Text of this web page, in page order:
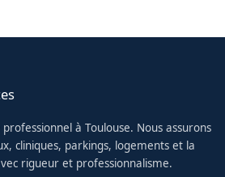
à Toulouse. Nous assurons
cliniques, parkings, logements et la
rigueur et professionnalisme.